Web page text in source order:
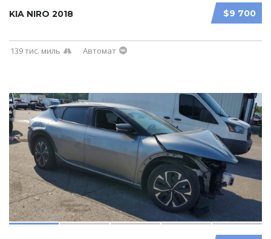
$9 700
KIA NIRO 2018
139 тис. миль Автомат